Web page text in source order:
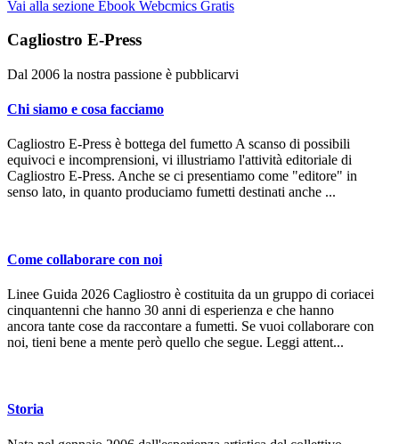
Vai alla sezione Ebook Webcmics Gratis
Cagliostro E-Press
Dal 2006 la nostra passione è pubblicarvi
Chi siamo e cosa facciamo
Cagliostro E-Press è bottega del fumetto A scanso di possibili
equivoci e incomprensioni, vi illustriamo l'attività editoriale di
Cagliostro E-Press. Anche se ci presentiamo come "editore" in
senso lato, in quanto produciamo fumetti destinati anche ...
Come collaborare con noi
Linee Guida 2026 Cagliostro è costituita da un gruppo di coriacei
cinquantenni che hanno 30 anni di esperienza e che hanno
ancora tante cose da raccontare a fumetti. Se vuoi collaborare con
noi, tieni bene a mente però quello che segue. Leggi attent...
Storia